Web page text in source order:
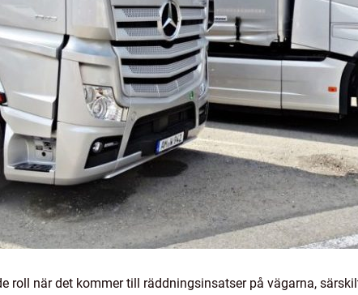
roll när det kommer till räddningsinsatser på vägarna,